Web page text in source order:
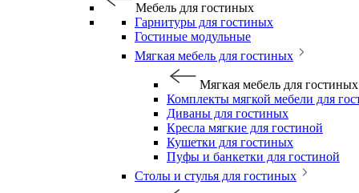
Мебель для гостиных
Гарнитуры для гостиных
Гостиные модульные
Мягкая мебель для гостиных
Мягкая мебель для гостиных
Комплекты мягкой мебели для
Диваны для гостиных
Кресла мягкие для гостиной
Кушетки для гостиных
Пуфы и банкетки для гостиной
Столы и стулья для гостиных